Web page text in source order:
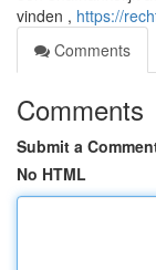
vinden , https://
Comments
Comments
Submit a
No HTML